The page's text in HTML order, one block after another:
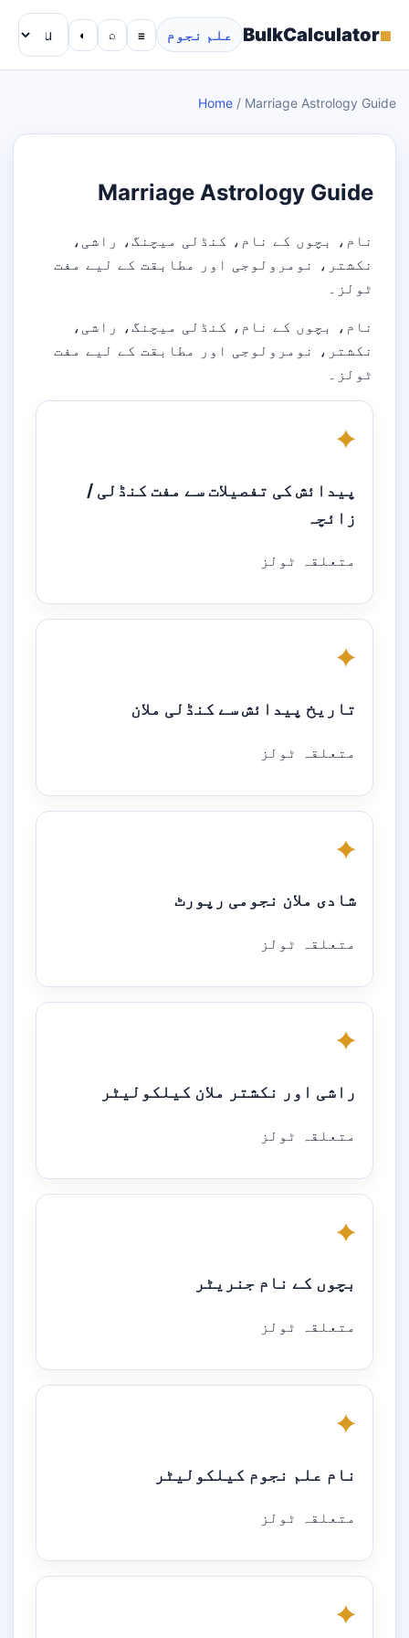
▦
BulkCalculator علم نجوم ☰
⌕
◐
Home / Marriage Astrology Guide
Marriage Astrology Guide
نام، بچوں کے نام، کنڈلی میچنگ، راشی،
نکشتر، نومرولوجی اور مطابقت کے لیے مفت
ٹولز۔
نام، بچوں کے نام، کنڈلی میچنگ، راشی،
نکشتر، نومرولوجی اور مطابقت کے لیے مفت
ٹولز۔
✦
پیدائش کی تفصیلات سے مفت کنڈلی /
زائچہ
متعلقہ ٹولز
✦
تاریخ پیدائش سے کنڈلی ملان
متعلقہ ٹولز
✦
شادی ملان نجومی رپورٹ
متعلقہ ٹولز
✦
راشی اور نکشتر ملان کیلکولیٹر
متعلقہ ٹولز
✦
بچوں کے نام جنریٹر
متعلقہ ٹولز
✦
نام علم نجوم کیلکولیٹر
متعلقہ ٹولز
✦